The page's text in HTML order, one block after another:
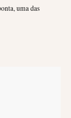
uma das